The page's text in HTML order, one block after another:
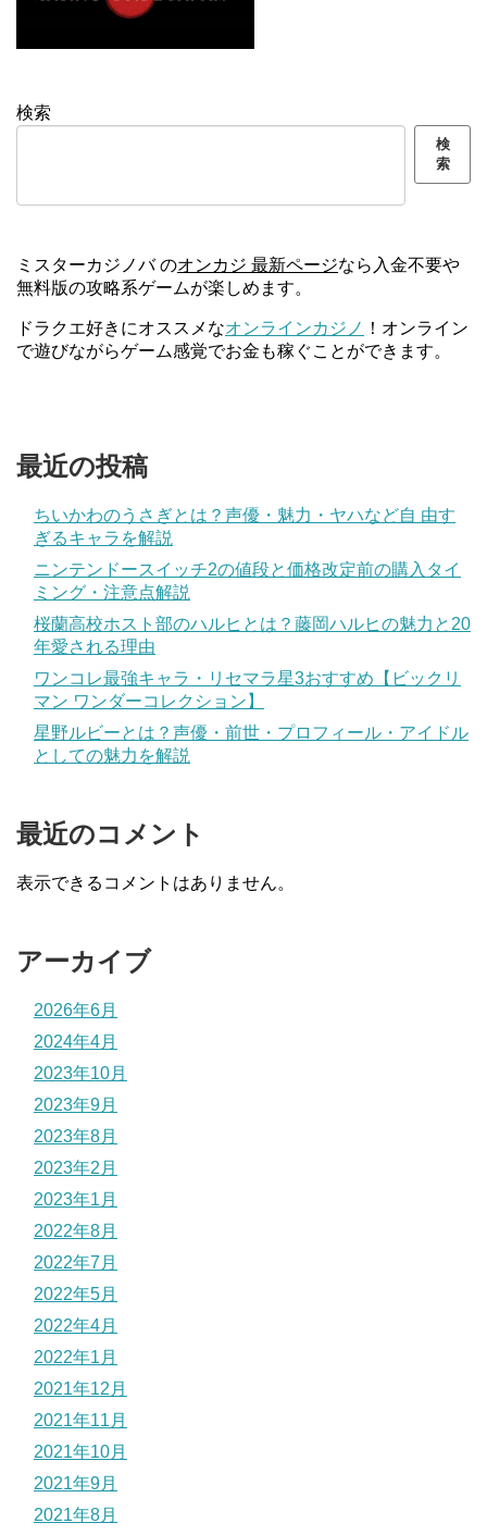
検索
検
索
ミスターカジノバ のオンカジ 最新ページなら入金不要や
無料版の攻略系ゲームが楽しめます。
ドラクエ好きにオススメなオンラインカジノ ！オンライン
で遊びながらゲーム感覚でお金も稼ぐことができます。
最近の投稿
ちいかわのうさぎとは？声優・魅力・ヤハなど自 由す
ぎるキャラを解説
ニンテンドースイッチ2の値段と価格改定前の購入タイ
ミング・注意点解説
桜蘭高校ホスト部のハルヒとは？藤岡ハルヒの魅力と20
年愛される理由
ワンコレ最強キャラ・リセマラ星3おすすめ【ビックリ
マン ワンダーコレクション】
星野ルビーとは？声優・前世・プロフィール・アイドル
としての魅力を解説
最近のコメント
表示できるコメントはありません。
アーカイブ
2026年6月
2024年4月
2023年10月
2023年9月
2023年8月
2023年2月
2023年1月
2022年8月
2022年7月
2022年5月
2022年4月
2022年1月
2021年12月
2021年11月
2021年10月
2021年9月
2021年8月